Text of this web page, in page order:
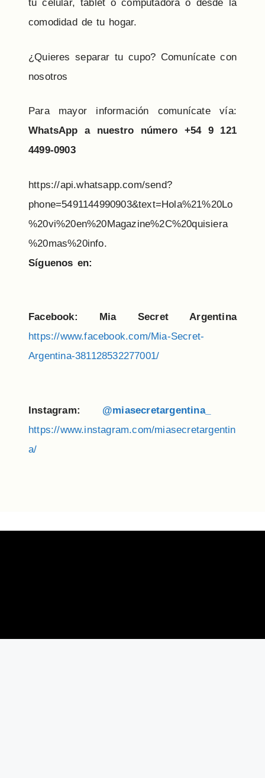
tu celular, tablet o computadora ó desde la
comodidad de tu hogar.
¿Quieres separar tu cupo? Comunícate con
nosotros
Para mayor información comunícate vía:
WhatsApp a nuestro número +54 9 121
4499-0903
https://api.whatsapp.com/send?
phone=5491144990903&text=Hola%21%20Lo
%20vi%20en%20Magazine%2C%20quisiera
%20mas%20info.
Síguenos en:
Facebook: Mia Secret Argentina
https://www.facebook.com/Mia-Secret-
Argentina-381128532277001/
Instagram: @miasecretargentina_
https://www.instagram.com/miasecretargentin
a/